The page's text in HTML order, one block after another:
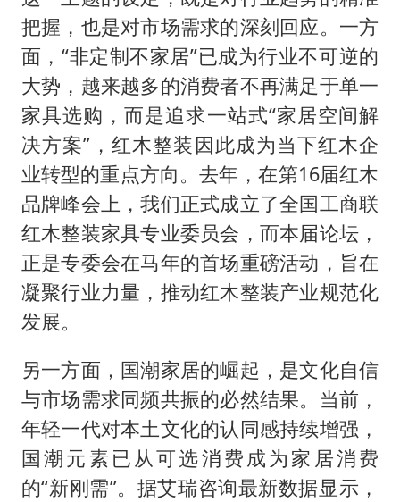
把握，也是对市场需求的深刻回应。一方
面，“非定制不家居”已成为行业不可逆的
大势，越来越多的消费者不再满足于单一
家具选购，而是追求一站式“家居空间解
决方案”，红木整装因此成为当下红木企
业转型的重点方向。去年，在第16届红木
品牌峰会上，我们正式成立了全国工商联
红木整装家具专业委员会，而本届论坛，
正是专委会在马年的首场重磅活动，旨在
凝聚行业力量，推动红木整装产业规范化
发展。
另一方面，国潮家居的崛起，是文化自信
与市场需求同频共振的必然结果。当前，
年轻一代对本土文化的认同感持续增强，
国潮元素已从可选消费成为家居消费
的“新刚需”。据艾瑞咨询最新数据显示，